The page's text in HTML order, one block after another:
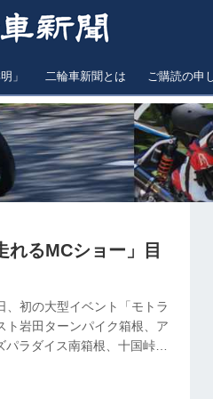
」 二輪車新聞とは ご購読の申
るMCショー」目
、初の大型イベント「モトラ
ト岩田ターンパイク箱根、ア
ラダイス南箱根、十国峠レ